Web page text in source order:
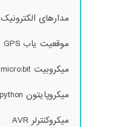
مدارهای الکترونیک
موقعیت یاب GPS
میکروبیت micro:bit
میکروپایتون Micropython
میکروکنترلر AVR